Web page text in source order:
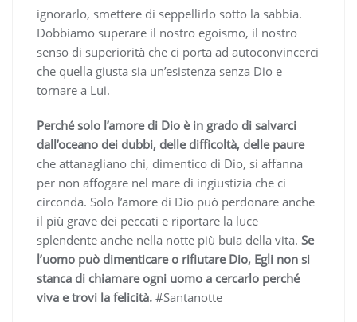
ignorarlo, smettere di seppellirlo sotto la sabbia.
Dobbiamo superare il nostro egoismo, il nostro
senso di superiorità che ci porta ad autoconvincerci
che quella giusta sia un’esistenza senza Dio e
tornare a Lui.
Perché solo l’amore di Dio è in grado di salvarci
dall’oceano dei dubbi, delle difficoltà, delle paure
che attanagliano chi, dimentico di Dio, si affanna
per non affogare nel mare di ingiustizia che ci
circonda. Solo l’amore di Dio può perdonare anche
il più grave dei peccati e riportare la luce
splendente anche nella notte più buia della vita. Se
l’uomo può dimenticare o rifiutare Dio, Egli non si
stanca di chiamare ogni uomo a cercarlo perché
viva e trovi la felicità. #Santanotte